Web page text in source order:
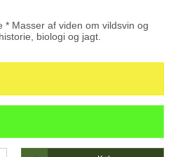
* Masser af viden om vildsvin og
biologi og jagt.